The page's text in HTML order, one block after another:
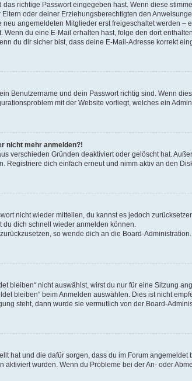
richtige Passwort eingegeben hast. Wenn diese
oder deiner Erziehungsberechtigten den
angemeldeten Mitglieder erst freigeschaltet werden
du eine E-Mail erhalten hast, folge den dort
du dir sicher bist, dass deine E-Mail-Adresse korrekt
Benutzername und dein Passwort richtig sind. Wenn
mit der Website vorliegt, welches ein
nicht mehr anmelden?!
verschieden Gründen deaktiviert oder gelöscht hat.
Registriere dich einfach erneut und nimm aktiv an den
nicht wieder mitteilen, du kannst es jedoch
du dich schnell wieder anmelden können.
so wende dich an die Board-Administration.
bleiben“ nicht auswählst, wirst du nur für eine Sitzung
bleiben“ beim Anmelden auswählen. Dies ist nicht
steht, dann wurde sie vermutlich von der Board-
hat und die dafür sorgen, dass du im Forum
aktiviert wurden. Wenn du Probleme bei der An- oder